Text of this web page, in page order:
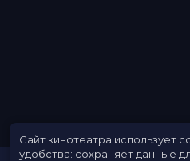
Сайт кинотеатра использует
удобства: сохраняет данные